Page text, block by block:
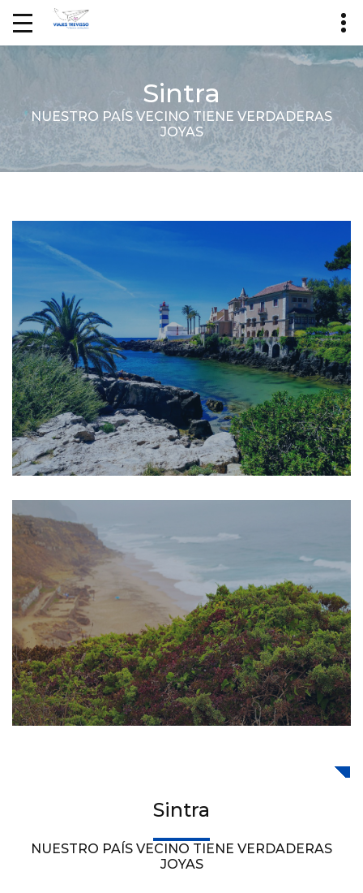
Sintra
NUESTRO PAÍS VECINO TIENE VERDADERAS
JOYAS
Sintra
NUESTRO PAÍS VECINO TIENE VERDADERAS
JOYAS